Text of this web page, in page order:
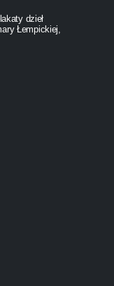
dzieł
Łempickiej,